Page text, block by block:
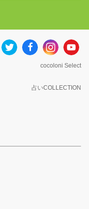
cocoloni Select
占いCOLLECTION